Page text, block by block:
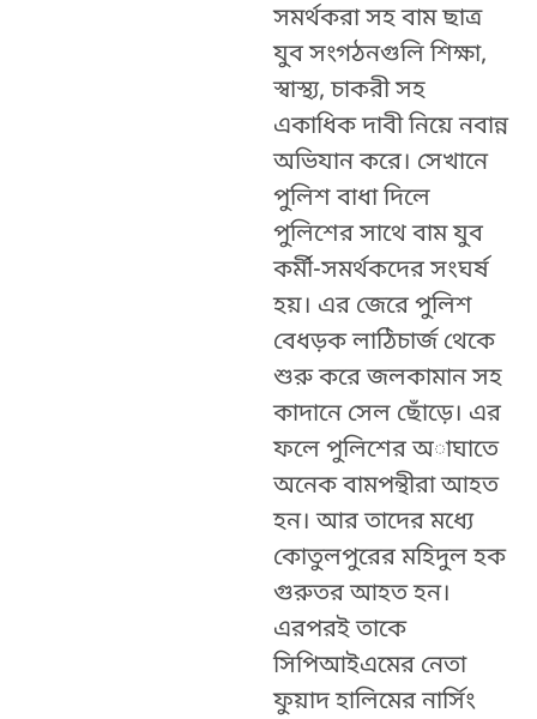
সমর্থকরা সহ বাম ছাত্র
যুব সংগঠনগুলি শিক্ষা,
স্বাস্থ্য, চাকরী সহ
একাধিক দাবী নিয়ে নবান্ন
অভিযান করে। সেখানে
পুলিশ বাধা দিলে
পুলিশের সাথে বাম যুব
কর্মী-সমর্থকদের সংঘর্ষ
হয়। এর জেরে পুলিশ
বেধড়ক লাঠিচার্জ থেকে
শুরু করে জলকামান সহ
কাদানে সেল ছোঁড়ে। এর
ফলে পুলিশের অাঘাতে
অনেক বামপন্থীরা আহত
হন। আর তাদের মধ্যে
কোতুলপুরের মহিদুল হক
গুরুতর আহত হন।
এরপরই তাকে
সিপিআইএমের নেতা
ফুয়াদ হালিমের নার্সিং